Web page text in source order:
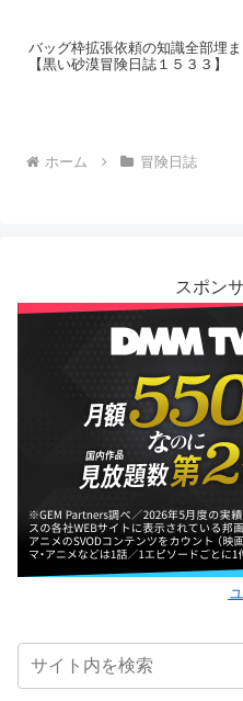
バッグ枠拡張依頼の知識全部埋ま
【黒い砂漠冒険日誌１５３３】
ホーム 冒険日誌
スポン